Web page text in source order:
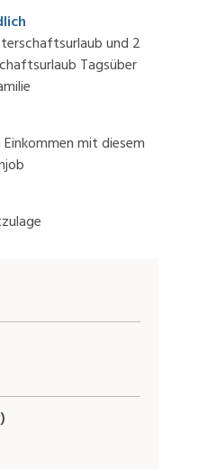
und 2
Tagsüber
mit diesem